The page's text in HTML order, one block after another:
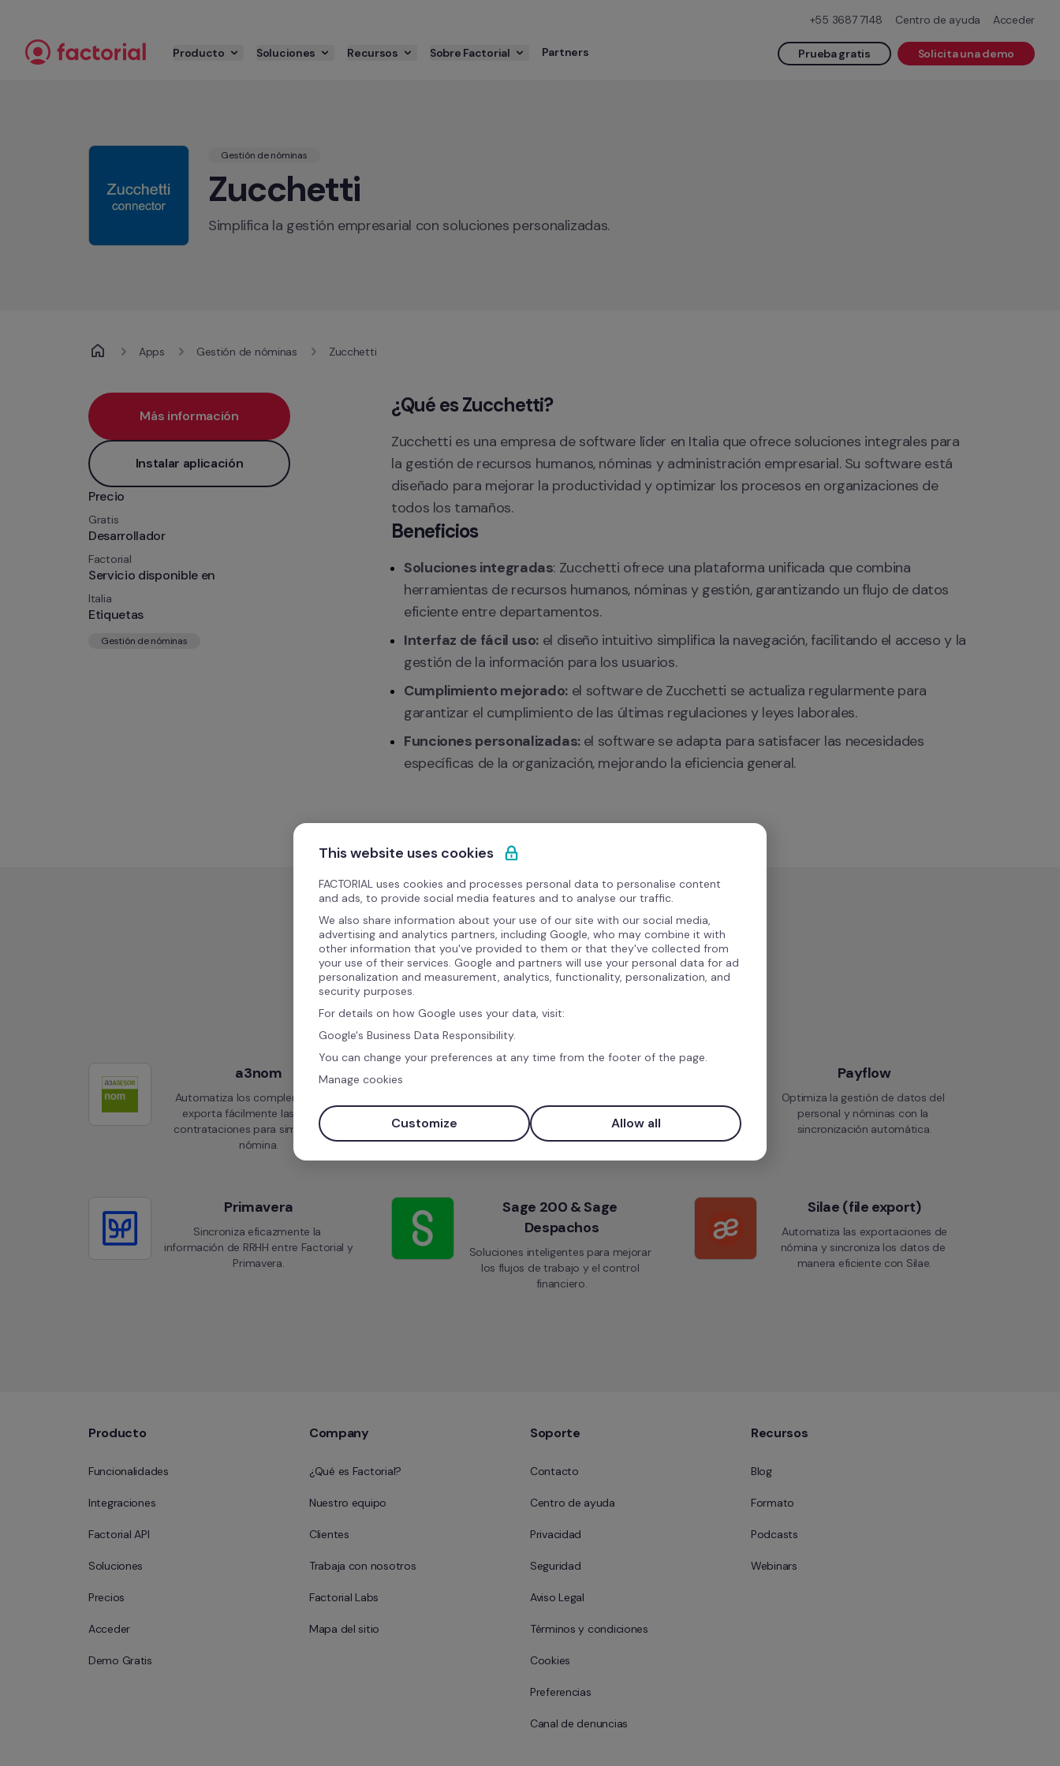
+55 3687 7148 Centro de ayuda Acceder
Producto Soluciones Recursos Sobre Factorial Partners Prueba gratis Solicita una demo
Gestión de nóminas
Zucchetti
Simplifica la gestión empresarial con soluciones personalizadas.
Apps Gestión de nóminas Zucchetti
Más información
Instalar aplicación
Precio
Gratis
Desarrollador
Factorial
Servicio disponible en
Italia
Etiquetas
Gestión de nóminas
¿Qué es Zucchetti?
Zucchetti es una empresa de software líder en Italia que ofrece soluciones integrales para
la gestión de recursos humanos, nóminas y administración empresarial. Su software está
diseñado para mejorar la productividad y optimizar los procesos en organizaciones de
todos los tamaños.
Beneficios
Soluciones integradas: Zucchetti ofrece una plataforma unificada que combina
herramientas de recursos humanos, nóminas y gestión, garantizando un flujo de datos
eficiente entre departamentos.
Interfaz de fácil uso: el diseño intuitivo simplifica la navegación, facilitando el acceso y la
gestión de la información para los usuarios.
Cumplimiento mejorado: el software de Zucchetti se actualiza regularmente para
garantizar el cumplimiento de las últimas regulaciones y leyes laborales.
Funciones personalizadas: el software se adapta para satisfacer las necesidades
específicas de la organización, mejorando la eficiencia general.
Integraciones similares
a3nom
Automatiza los complementos y
exporta fácilmente las nuevas
contrataciones para simplificar la
nómina.
Gestiona la exportación de datos del
personal con DATEV LODAS.
Payflow
Optimiza la gestión de datos del
personal y nóminas con la
sincronización automática.
Primavera
Sincroniza eficazmente la
información de RRHH entre Factorial y
Primavera.
Sage 200 & Sage
Despachos
Soluciones inteligentes para mejorar
los flujos de trabajo y el control
financiero.
Silae (file export)
nómina y sincroniza los datos de
manera eficiente con Silae.
Producto
Funcionalidades
Integraciones
Factorial API
Soluciones
Precios
Acceder
Demo Gratis
Company
¿Qué es Factorial?
Nuestro equipo
Clientes
Trabaja con nosotros
Factorial Labs
Mapa del sitio
Soporte
Contacto
Centro de ayuda
Privacidad
Seguridad
Aviso Legal
Términos y condiciones
Cookies
Preferencias
Canal de denuncias
Recursos
Blog
Formato
Podcasts
Webinars
This website uses cookies
FACTORIAL uses cookies and processes personal data to personalise content
and ads, to provide social media features and to analyse our traffic.
We also share information about your use of our site with our social media,
advertising and analytics partners, including Google, who may combine it with
other information that you've provided to them or that they've collected from
your use of their services. Google and partners will use your personal data for ad
personalization and measurement, analytics, functionality, personalization, and
security purposes.
For details on how Google uses your data, visit:
Google's Business Data Responsibility.
You can change your preferences at any time from the footer of the page.
Manage cookies
Customize Allow all